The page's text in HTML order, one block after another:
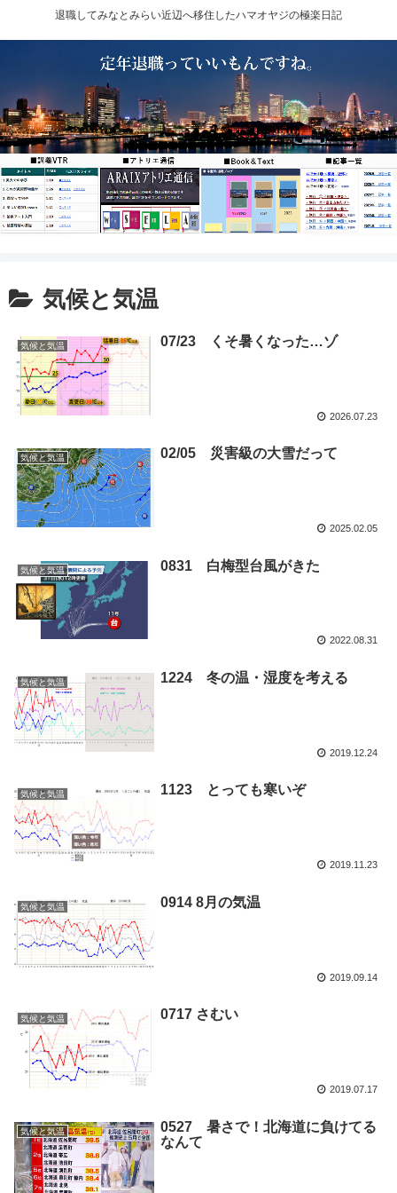
退職してみなとみらい近辺へ移住したハマオヤジの極楽日記
気候と気温
気候と気温 07/23 くそ暑くなった…ゾ
2026.07.23
気候と気温 02/05 災害級の大雪だって
2025.02.05
気候と気温 0831 白梅型台風がきた
2022.08.31
気候と気温 1224 冬の温・湿度を考える
2019.12.24
気候と気温 1123 とっても寒いぞ
2019.11.23
気候と気温 0914 8月の気温
2019.09.14
気候と気温 0717 さむい
2019.07.17
気候と気温
0527 暑さで！北海道に負けてる
なんて